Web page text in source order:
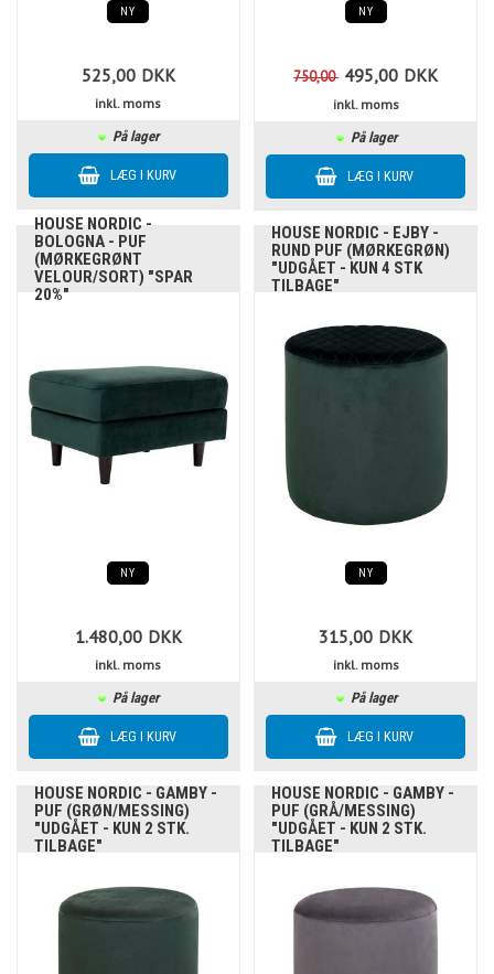
NY
525,00 DKK
inkl. moms
På lager
NY
750,00 495,00 DKK
inkl. moms
På lager
HOUSE NORDIC -
BOLOGNA - PUF
(MØRKEGRØNT
VELOUR/SORT) "SPAR
20%"
NY
1.480,00 DKK
inkl. moms
På lager
HOUSE NORDIC - EJBY -
RUND PUF (MØRKEGRØN)
"UDGÅET - KUN 4 STK
TILBAGE"
NY
315,00 DKK
inkl. moms
På lager
HOUSE NORDIC - GAMBY -
PUF (GRØN/MESSING)
"UDGÅET - KUN 2 STK.
TILBAGE"
HOUSE NORDIC - GAMBY -
PUF (GRÅ/MESSING)
"UDGÅET - KUN 2 STK.
TILBAGE"